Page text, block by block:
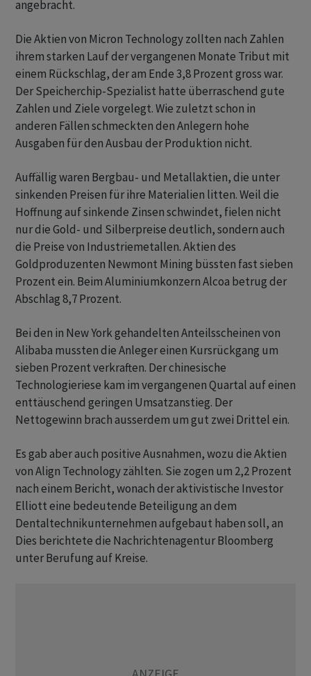
angebracht.
Die Aktien von Micron Technology zollten nach Zahlen
ihrem starken Lauf der vergangenen Monate Tribut mit
einem Rückschlag, der am Ende 3,8 Prozent gross war.
Der Speicherchip-Spezialist hatte überraschend gute
Zahlen und Ziele vorgelegt. Wie zuletzt schon in
anderen Fällen schmeckten den Anlegern hohe
Ausgaben für den Ausbau der Produktion nicht.
Auffällig waren Bergbau- und Metallaktien, die unter
sinkenden Preisen für ihre Materialien litten. Weil die
Hoffnung auf sinkende Zinsen schwindet, fielen nicht
nur die Gold- und Silberpreise deutlich, sondern auch
die Preise von Industriemetallen. Aktien des
Goldproduzenten Newmont Mining büssten fast sieben
Prozent ein. Beim Aluminiumkonzern Alcoa betrug der
Abschlag 8,7 Prozent.
Bei den in New York gehandelten Anteilsscheinen von
Alibaba mussten die Anleger einen Kursrückgang um
sieben Prozent verkraften. Der chinesische
Technologieriese kam im vergangenen Quartal auf einen
enttäuschend geringen Umsatzanstieg. Der
Nettogewinn brach ausserdem um gut zwei Drittel ein.
Es gab aber auch positive Ausnahmen, wozu die Aktien
von Align Technology zählten. Sie zogen um 2,2 Prozent
nach einem Bericht, wonach der aktivistische Investor
Elliott eine bedeutende Beteiligung an dem
Dentaltechnikunternehmen aufgebaut haben soll, an
Dies berichtete die Nachrichtenagentur Bloomberg
unter Berufung auf Kreise.